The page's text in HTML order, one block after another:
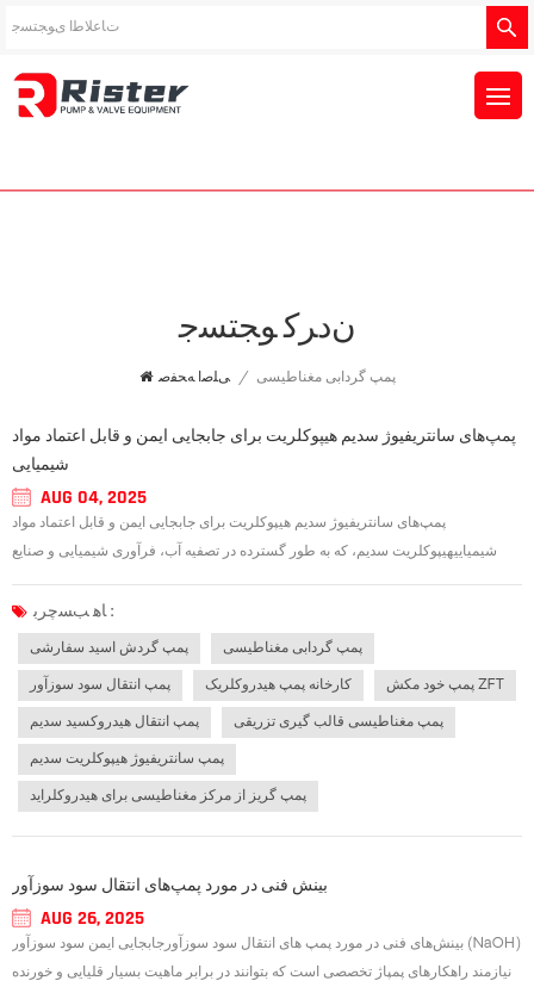
ﻥﺩﺮﮐ ﻮﺠﺘﺴﺟ
ﯽﻠﺻﺍ ﻪﺤﻔﺻ / پمپ گردابی مغناطیسی
پمپ‌های سانتریفیوژ سدیم هیپوکلریت برای جابجایی ایمن و قابل اعتماد مواد
شیمیایی
AUG 04, 2025
پمپ‌های سانتریفیوژ سدیم هیپوکلریت برای جابجایی ایمن و قابل اعتماد مواد
شیمیاییهیپوکلریت سدیم، که به طور گسترده در تصفیه آب، فرآوری شیمیایی و صنایع
ﺎﻫ ﺐﺴﭼﺮﺑ :
پمپ گردش اسید سفارشی پمپ گردابی مغناطیسی
پمپ انتقال سود سوزآور کارخانه پمپ هیدروکلریک پمپ خود مکش ZFT
پمپ انتقال هیدروکسید سدیم پمپ مغناطیسی قالب گیری تزریقی
پمپ سانتریفیوژ هیپوکلریت سدیم
پمپ گریز از مرکز مغناطیسی برای هیدروکلراید
بینش فنی در مورد پمپ‌های انتقال سود سوزآور
AUG 26, 2025
بینش‌های فنی در مورد پمپ های انتقال سود سوزآورجابجایی ایمن سود سوزآور (NaOH)
نیازمند راهکارهای پمپاژ تخصصی است که بتوانند در برابر ماهیت بسیار قلیایی و خورنده